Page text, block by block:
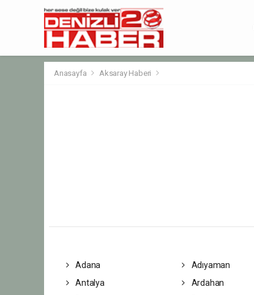
Anasayfa Aksaray Haberi
Adana Adıyaman
Antalya
Ardahan